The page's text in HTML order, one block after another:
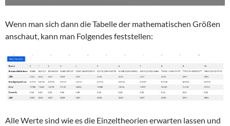
Wenn man sich dann die Tabelle der mathematischen Größen
anschaut, kann man Folgendes feststellen:
Alle Werte sind wie es die Einzeltheorien erwarten lassen und